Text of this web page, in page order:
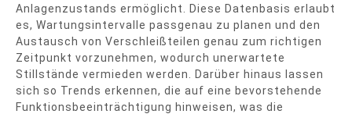
Anlagenzustands ermöglicht. Diese Datenbasis erlaubt
es, Wartungsintervalle passgenau zu planen und den
Austausch von Verschleißteilen genau zum richtigen
Zeitpunkt vorzunehmen, wodurch unerwartete
Stillstände vermieden werden. Darüber hinaus lassen
sich so Trends erkennen, die auf eine bevorstehende
Funktionsbeeinträchtigung hinweisen, was die